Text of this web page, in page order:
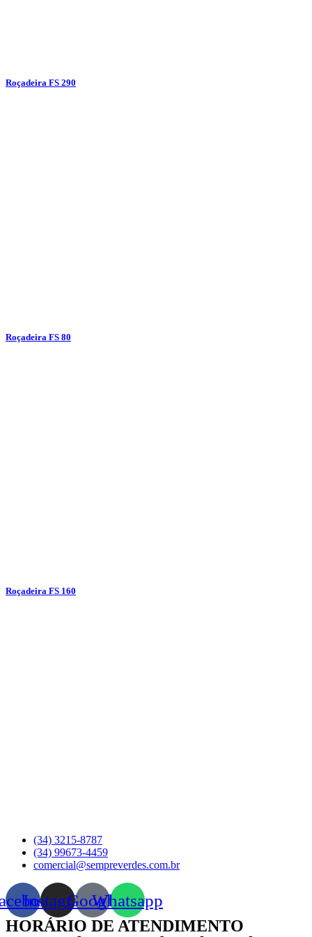
Roçadeira FS 290
Roçadeira FS 80
Roçadeira FS 160
(34) 3215-8787
(34) 99673-4459
comercial@sempreverdes.com.br
InstagramGoogleWhatsapp
HORÁRIO DE ATENDIMENTO